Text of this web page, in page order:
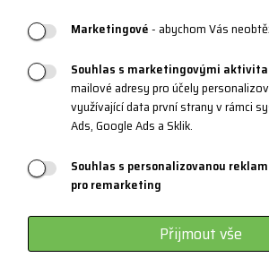
Marketingové- abychom Vás
Souhlas s marketingovými
mailové adresy pro účely
využívající data první strany v rámci
Ads, Google Ads a Sklik.
Souhlas s personalizovanou
pro remarketing
Přijmout vše
Velikostní tabulky
Údržba oblečení a obuvi
Materiály a technologie
Systém 3 vrstev
Sportovní brýle -
Certifikáty